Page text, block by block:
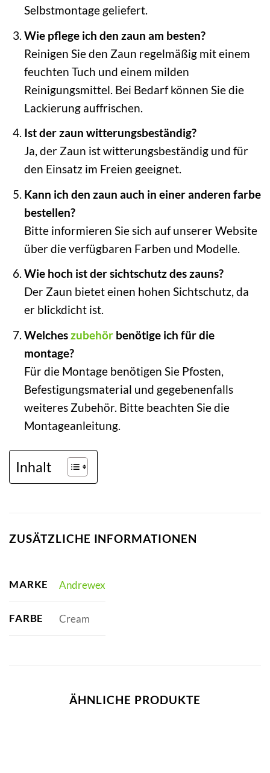
Selbstmontage geliefert.
Wie pflege ich den zaun am besten?
Reinigen Sie den Zaun regelmäßig mit einem
feuchten Tuch und einem milden
Reinigungsmittel. Bei Bedarf können Sie die
Lackierung auffrischen.
Ist der zaun witterungsbeständig?
Ja, der Zaun ist witterungsbeständig und für
den Einsatz im Freien geeignet.
Kann ich den zaun auch in einer anderen farbe
bestellen?
Bitte informieren Sie sich auf unserer Website
über die verfügbaren Farben und Modelle.
Wie hoch ist der sichtschutz des zauns?
Der Zaun bietet einen hohen Sichtschutz, da
er blickdicht ist.
Welcheszubehörbenötige ich für die
montage?
Für die Montage benötigen Sie Pfosten,
Befestigungsmaterial und gegebenenfalls
weiteres Zubehör. Bitte beachten Sie die
Montageanleitung.
Inhalt
ZUSÄTZLICHE INFORMATIONEN
MARKE Andrewex
FARBE Cream
ÄHNLICHE PRODUKTE